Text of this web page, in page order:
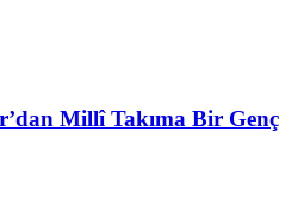
Millî Takıma Bir Genç